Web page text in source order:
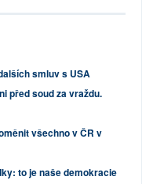
smluv s USA
před soud za vraždu.
všechno v ČR v
to je naše demokracie